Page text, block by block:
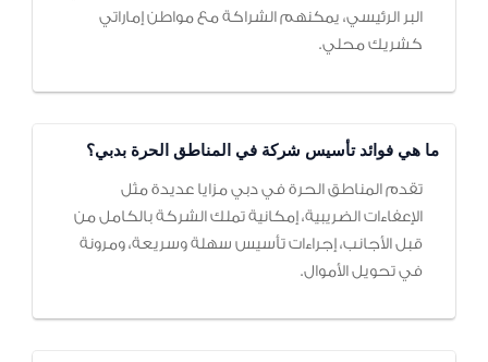
البر الرئيسي، يمكنهم الشراكة مع مواطن إماراتي
كشريك محلي.
ما هي فوائد تأسيس شركة في المناطق الحرة بدبي؟
تقدم المناطق الحرة في دبي مزايا عديدة مثل
الإعفاءات الضريبية، إمكانية تملك الشركة بالكامل من
قبل الأجانب، إجراءات تأسيس سهلة وسريعة، ومرونة
في تحويل الأموال.